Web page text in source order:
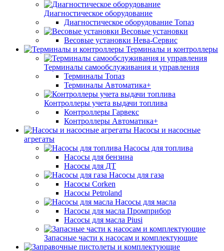
Диагностическое оборудование
Диагностическое оборудование Топаз
Весовые установки
Весовые установки Нева-Сервис
Терминалы и контроллеры
Терминалы самообслуживания и управления
Терминалы Топаз
Терминалы Автоматика+
Контроллеры учета выдачи топлива
Контроллеры Гарвекс
Контроллеры Автоматика+
Насосы и насосные
агрегаты
Насосы для топлива
Насосы для бензина
Насосы для ДТ
Насосы для газа
Насосы Corken
Насосы Petroland
Насосы для масла
Насосы для масла Промприбор
Насосы для масла Piusi
Запасные части к насосам и комплектующие